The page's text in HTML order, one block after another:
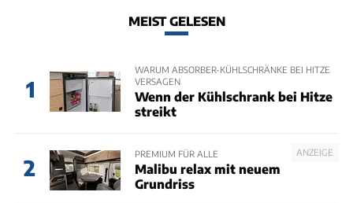
MEIST GELESEN
1
WARUM ABSORBER-KÜHLSCHRÄNKE BEI HITZE
VERSAGEN
Wenn der Kühlschrank bei Hitze
streikt
2
ANZEIGE
PREMIUM FÜR ALLE
Malibu relax mit neuem
Grundriss